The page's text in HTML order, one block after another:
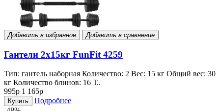
Добавить в избранное Добавить в сравнение
Гантели 2x15кг FunFit 4259
Тип: гантель наборная Количество: 2 Вес: 15 кг Общий вес: 30
кг Количество блинов: 16 Т..
995р 1 165р
Купить
Подробнее